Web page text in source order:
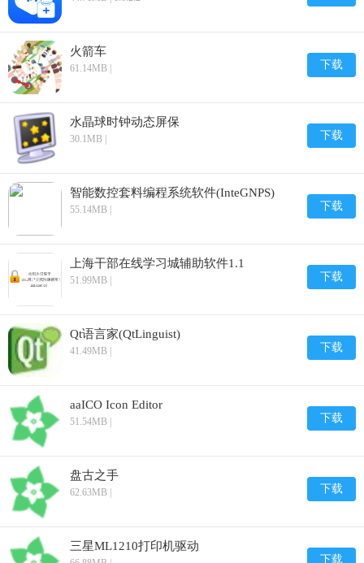
火箭车
61.14MB | 下载
水晶球时钟动态屏保
30.1MB | 下载
智能数控套料编程系统软件(InteGNPS)
55.14MB | 下载
上海干部在线学习城辅助软件1.1
51.99MB | 下载
Qt语言家(QtLinguist)
41.49MB | 下载
aaICO Icon Editor
51.54MB | 下载
盘古之手
62.63MB | 下载
三星ML1210打印机驱动
下载